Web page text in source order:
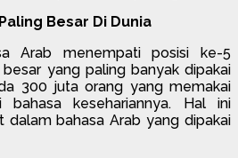
Besar Di Dunia
Arab menempati posisi ke-5
yang paling banyak dipakai
300 juta orang yang memakai
bahasa kesehariannya. Hal ini
dalam bahasa Arab yang dipakai